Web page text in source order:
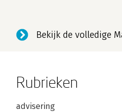
Bekijk de volledige
Rubrieken
advisering